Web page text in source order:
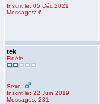
Inscrit le: 05 Déc 2021
Messages: 6
tek
Fidèle
Sexe:
Inscrit le: 22 Juin 2019
Messages: 231